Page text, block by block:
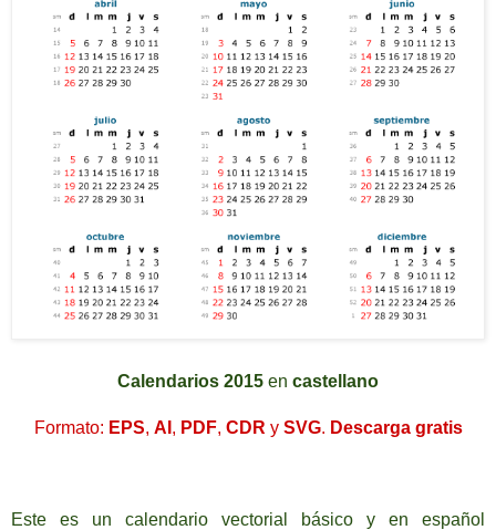
Calendarios 2015 en castellano
Formato: EPS, AI , PDF, CDR y SVG. Descarga gratis
Este es un calendario vectorial básico y en español